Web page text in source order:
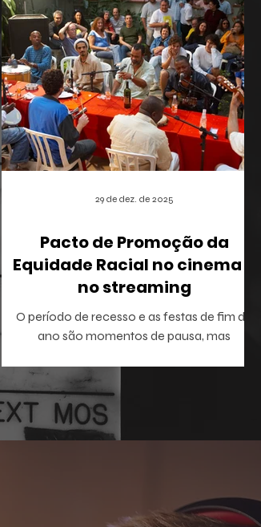
Pacto de Promoção da
Equidade Racial no cinema e
no streaming
O período de recesso e as festas de fim de
ano são momentos de pausa, mas
aprofundar o repertório sobre temas que
dominam a agenda social e corporativa.
29 de dez. de 2025